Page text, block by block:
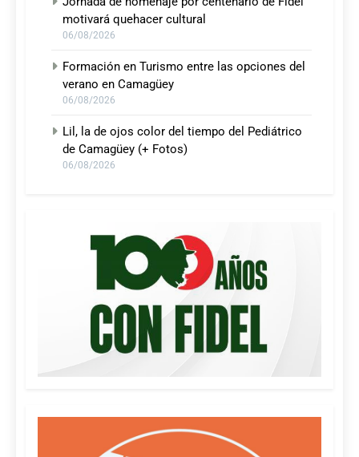
motivará quehacer cultural
06/08/2026
Formación en Turismo entre las opciones del
verano en Camagüey
06/08/2026
Lil, la de ojos color del tiempo del Pediátrico
de Camagüey (+ Fotos)
06/08/2026